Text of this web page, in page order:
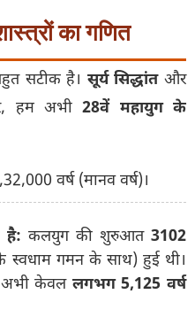
का गणित
सटीक है। सूर्य सिद्धांतऔर
हम अभी28वें महायुग के
वर्ष (मानव वर्ष)।
है: कलयुग की शुरुआत 3102
गमन के साथ) हुई थी।
केवल लगभग 5,125 वर्ष